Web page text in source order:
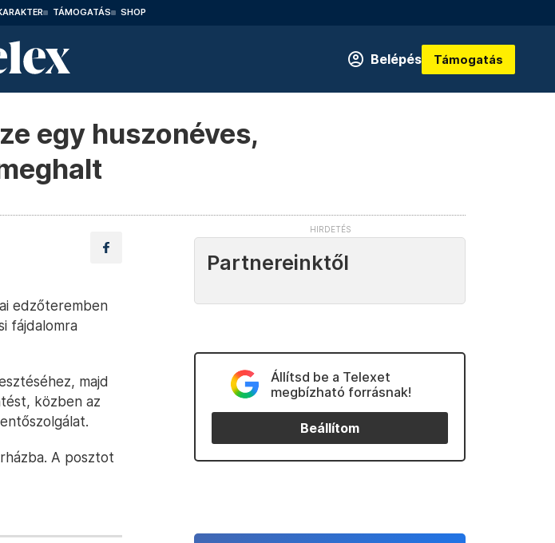
TÁMOGATÁS SHOP
Belépés Támogatás
egy huszonéves,
edzőteremben
fájdalomra
majd
közben az
A posztot
Partnereinktől
Állítsd be a Telexet
megbízható forrásnak!
Beállítom